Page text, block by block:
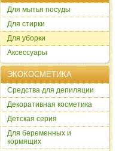
Для мытья посуды
Для стирки
Для уборки
Аксессуары
ЭКОКОСМЕТИКА
Cредства для депиляции
Декоративная косметика
Детская серия
Для беременных и
кормящих